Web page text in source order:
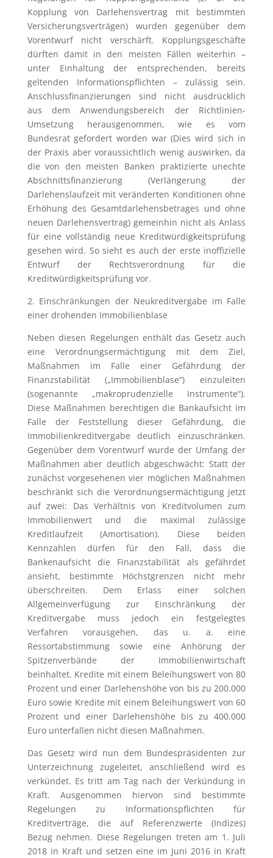
Kopplung von Darlehens­vertrag mit bestimmten
Versicherungsverträgen) wurden gegenüber dem
Vorentwurf nicht verschärft. Kopplungs­geschäfte
dürften damit in den meisten Fällen weiterhin –
unter Einhaltung der entsprechenden, bereits
geltenden Informationspflichten – zulässig sein.
Anschluss­finanzierungen sind nicht ausdrücklich
aus dem Anwendungsbereich der Richtlinien-
Umsetzung herausgenommen, wie es vom
Bundesrat gefordert worden war (Dies wird sich in
der Praxis aber voraussichtlich wenig auswirken, da
die von den meisten Banken praktizierte unechte
Abschnittsfinanzierung (Verlängerung der
Darlehenslaufzeit mit veränderten Konditionen ohne
Erhöhung des Gesamt­darlehens­betrages und ohne
neuen Darlehensvertrag) gemeinhin nicht als Anlass
für eine vollständig neue Kreditwürdigkeitsprüfung
gesehen wird. So sieht es auch der erste inoffizielle
Entwurf der Rechtsverordnung für die
Kreditwürdigkeitsprüfung vor.
2. Einschränkungen der Neukreditvergabe im Falle
einer drohenden Immobilienblase
Neben diesen Regelungen enthält das Gesetz auch
eine Verordnungs­ermächtigung mit dem Ziel,
Maßnahmen im Falle einer Gefährdung der
Finanzstabilität („Immobilienblase“) einzuleiten
(sogenannte „makroprudenzielle Instrumente“).
Diese Maßnahmen berechtigen die Bankaufsicht im
Falle der Feststellung dieser Gefährdung, die
Immobilienkreditvergabe deutlich einzuschränken.
Gegenüber dem Vorentwurf wurde der Umfang der
Maßnahmen aber deutlich abgeschwächt: Statt der
zunächst vorgesehenen vier möglichen Maßnahmen
beschränkt sich die Verordnungs­ermächtigung jetzt
auf zwei: Das Verhältnis von Kreditvolumen zum
Immobilienwert und die maximal zulässige
Kreditlaufzeit (Amortisation). Diese beiden
Kennzahlen dürfen für den Fall, dass die
Bankenaufsicht die Finanzstabilität als gefährdet
ansieht, bestimmte Höchstgrenzen nicht mehr
überschreiten. Dem Erlass einer solchen
Allgemeinverfügung zur Einschränkung der
Kreditvergabe muss jedoch ein festgelegtes
Verfahren vorausgehen, das u. a. eine
Ressortabstimmung sowie eine Anhörung der
Spitzenverbände der Immobilienwirtschaft
beinhaltet. Kredite mit einem Beleihungswert von 80
Prozent und einer Darlehenshöhe von bis zu 200.000
Euro sowie Kredite mit einem Beleihungswert von 60
Prozent und einer Darlehenshöhe bis zu 400.000
Euro unterfallen nicht diesen Maßnahmen.
Das Gesetz wird nun dem Bundespräsidenten zur
Unterzeichnung zugeleitet, anschließend wird es
verkündet. Es tritt am Tag nach der Verkündung in
Kraft. Ausgenommen hiervon sind bestimmte
Regelungen zu Informationspflichten für
Kreditverträge, die auf Referenzwerte (Indizes)
Bezug nehmen. Diese Regelungen treten am 1. Juli
2018 in Kraft und setzen eine im Juni 2016 in Kraft